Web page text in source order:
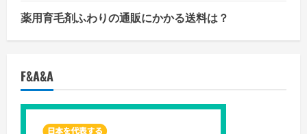
薬用育毛剤ふわりの通販にかかる送料は？
F&A&A